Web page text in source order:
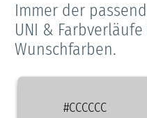
Immer der
UNI &
Wunschfarben.
#CCCCCC